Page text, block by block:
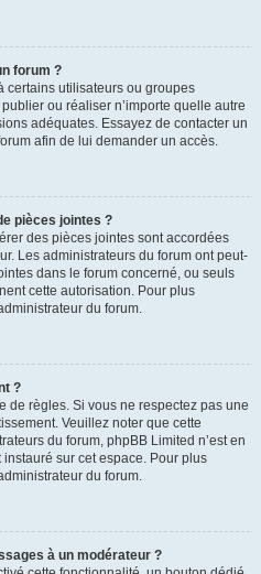
forum ?
certains utilisateurs ou groupes
ou réaliser n’importe quelle autre
adéquates. Essayez de contacter un
afin de lui demander un accès.
pièces jointes ?
des pièces jointes sont accordées
Les administrateurs du forum ont peut-
dans le forum concerné, ou seuls
cette autorisation. Pour plus
du forum.
?
de règles. Si vous ne respectez pas une
Veuillez noter que cette
du forum, phpBB Limited n’est en
sur cet espace. Pour plus
du forum.
à un modérateur ?